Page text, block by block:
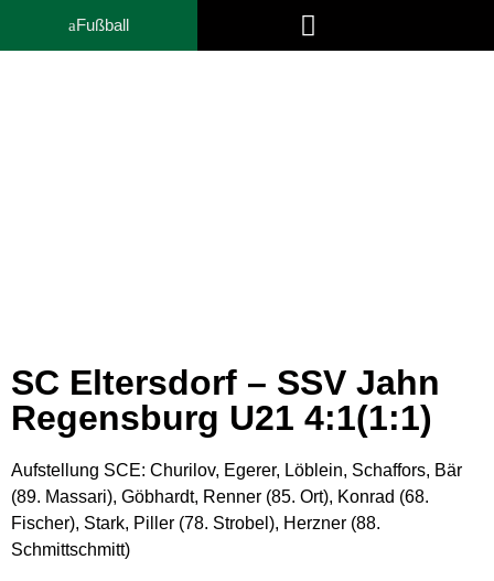
Fußball
SC Eltersdorf – SSV Jahn
Regensburg U21 4:1(1:1)
Aufstellung SCE: Churilov, Egerer, Löblein, Schaffors, Bär
(89. Massari), Göbhardt, Renner (85. Ort), Konrad (68.
Fischer), Stark, Piller (78. Strobel), Herzner (88.
Schmittschmitt)